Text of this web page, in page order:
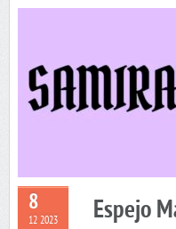
8
12 2023 Espejo